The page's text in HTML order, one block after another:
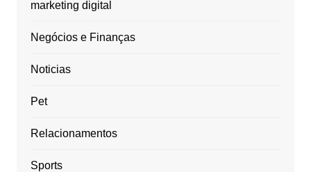
marketing digital
Negócios e Finanças
Noticias
Pet
Relacionamentos
Sports